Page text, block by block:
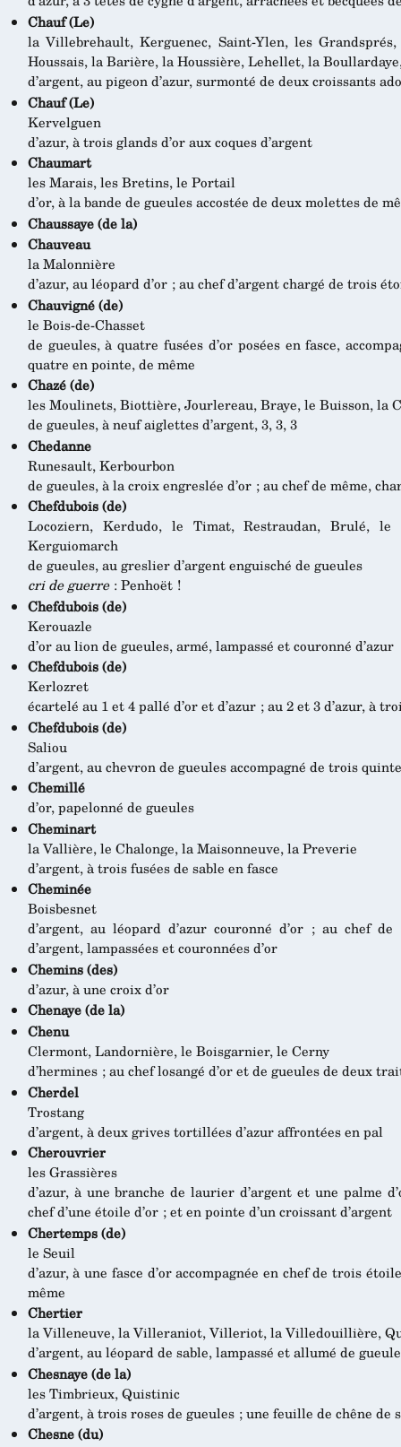
Chauf (Le)
la Villebrehault, Kerguenec, Saint-Ylen, les
Houssais, la Barière, la Houssière, Lehellet, la
d’argent, au pigeon d’azur, surmonté de deux croissants
Chauf (Le)
Kervelguen
d’azur, à trois glands d’or aux coques d’argent
Chaumart
les Marais, les Bretins, le Portail
d’or, à la bande de gueules accostée de deux molettes de
Chaussaye (de la)
Chauveau
la Malonnière
d’azur, au léopard d’or ; au chef d’argent chargé de trois
Chauvigné (de)
le Bois-de-Chasset
de gueules, à quatre fusées d’or posées en fasce,
quatre en pointe, de même
Chazé (de)
les Moulinets, Biottière, Jourlereau, Braye, le Buisson, la
de gueules, à neuf aiglettes d’argent, 3, 3, 3
Chedanne
Runesault, Kerbourbon
de gueules, à la croix engreslée d’or ; au chef de même,
Chefdubois (de)
Locoziern, Kerdudo, le Timat, Restraudan, Brulé,
Kerguiomarch
de gueules, au greslier d’argent enguisché de gueules
cri de guerre: Penhoët !
Chefdubois (de)
Kerouazle
d’or au lion de gueules, armé, lampassé et couronné d’azur
Chefdubois (de)
Kerlozret
écartelé au 1 et 4 pallé d’or et d’azur ; au 2 et 3 d’azur, à
Chefdubois (de)
Saliou
d’argent, au chevron de gueules accompagné de trois
Chemillé
d’or, papelonné de gueules
Cheminart
la Vallière, le Chalonge, la Maisonneuve, la Preverie
d’argent, à trois fusées de sable en fasce
Cheminée
Boisbesnet
d’argent, au léopard d’azur couronné d’or ; au chef
d’argent, lampassées et couronnées d’or
Chemins (des)
d’azur, à une croix d’or
Chenaye (de la)
Chenu
Clermont, Landornière, le Boisgarnier, le Cerny
d’hermines ; au chef losangé d’or et de gueules de deux
Cherdel
Trostang
d’argent, à deux grives tortillées d’azur affrontées en pal
Cherouvrier
les Grassières
d’azur, à une branche de laurier d’argent et une palme
chef d’une étoile d’or ; et en pointe d’un croissant d’argent
Chertemps (de)
le Seuil
d’azur, à une fasce d’or accompagnée en chef de trois
même
Chertier
la Villeneuve, la Villeraniot, Villeriot, la Villedouillière,
d’argent, au léopard de sable, lampassé et allumé de
Chesnaye (de la)
les Timbrieux, Quistinic
d’argent, à trois roses de gueules ; une feuille de chêne de
Chesne (du)